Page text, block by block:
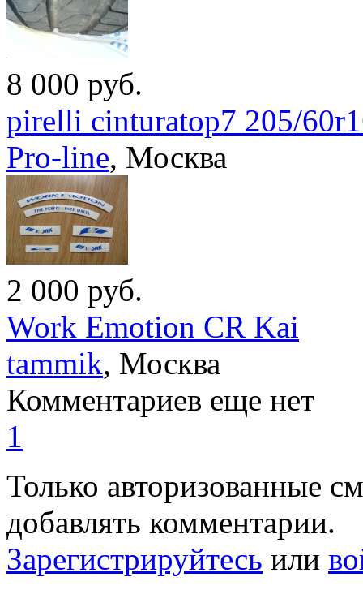
8 000 руб.
pirelli cinturatop7 205/
Pro-line, Москва
2 000 руб.
Work Emotion CR Kai
tammik, Москва
Комментариев еще нет
1
Только авторизованные
добавлять комментарии.
Зарегистрируйтесь или